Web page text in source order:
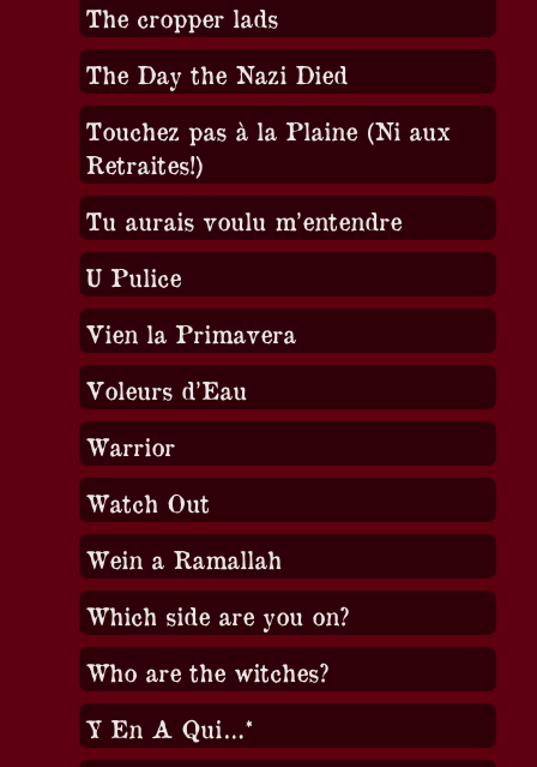
The cropper lads
The Day the Nazi Died
Touchez pas à la Plaine (Ni aux
Retraites!)
Tu aurais voulu m’entendre
U Pulice
Vien la Primavera
Voleurs d’Eau
Warrior
Watch Out
Wein a Ramallah
Which side are you on?
Who are the witches?
Y En A Qui…*